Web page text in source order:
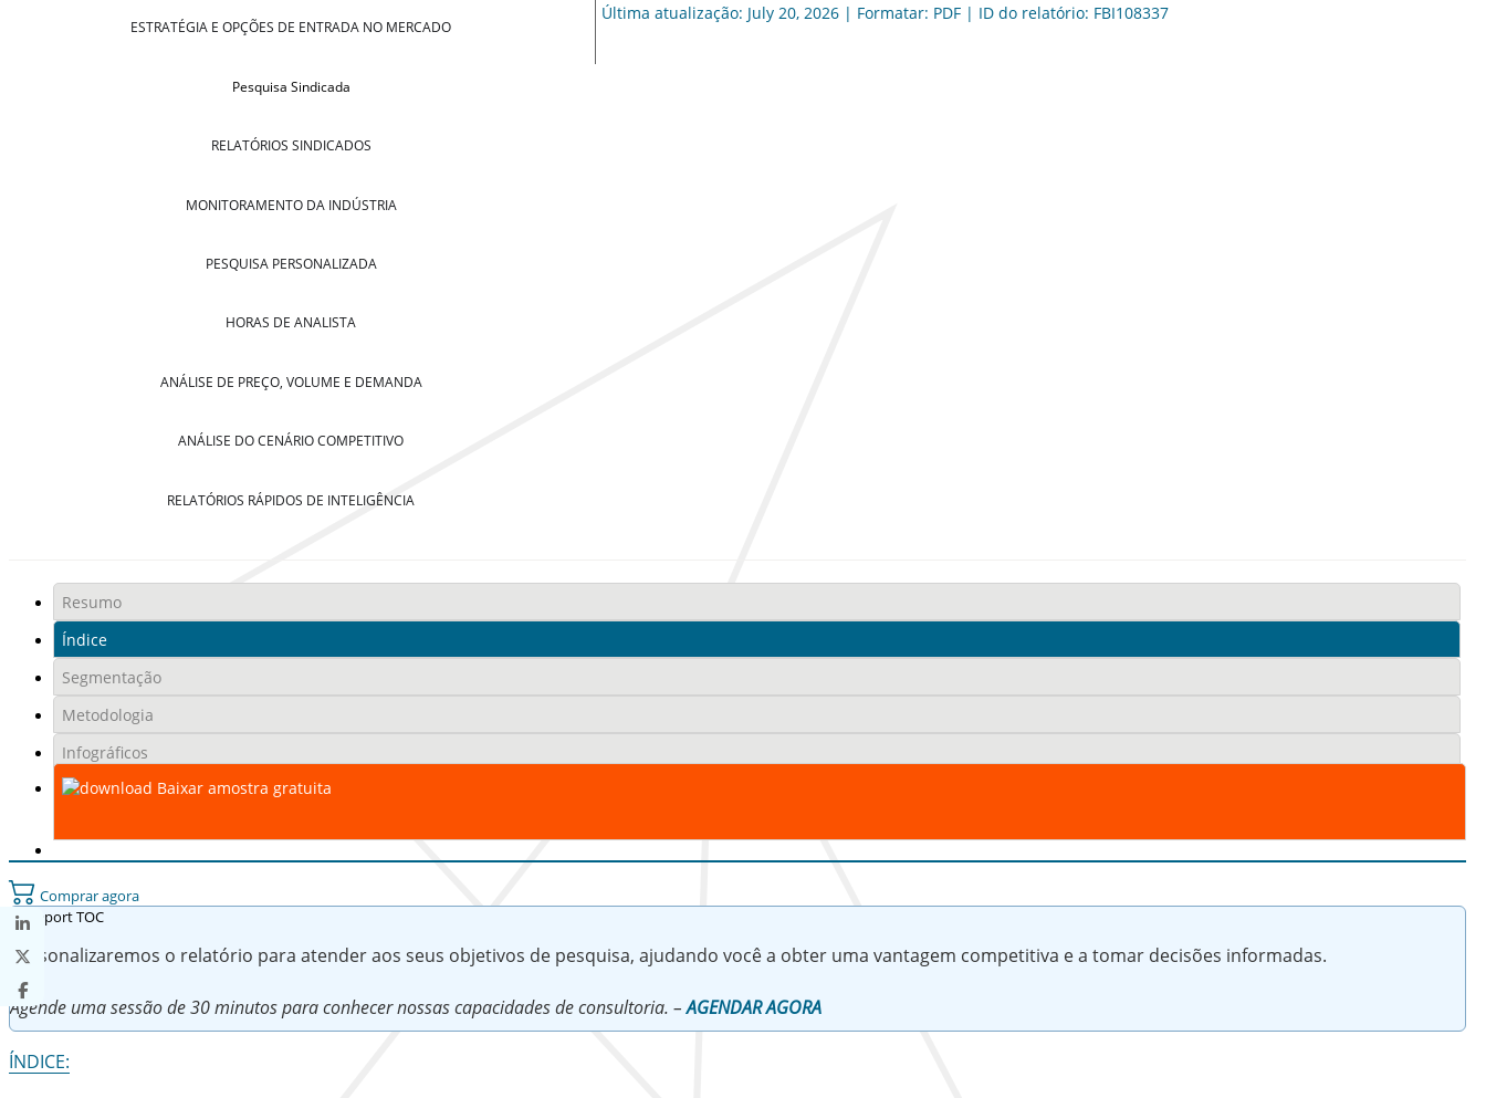
ESTRATÉGIA E OPÇÕES DE ENTRADA NO MERCADO
Pesquisa Sindicada
RELATÓRIOS SINDICADOS
MONITORAMENTO DA INDÚSTRIA
PESQUISA PERSONALIZADA
HORAS DE ANALISTA
ANÁLISE DE PREÇO, VOLUME E DEMANDA
ANÁLISE DO CENÁRIO COMPETITIVO
RELATÓRIOS RÁPIDOS DE INTELIGÊNCIA
Última atualização: July 20, 2026 | Formatar: PDF | ID do relatório: FBI108337
Resumo
Índice
Segmentação
Metodologia
Infográficos
Baixar amostra gratuita
Comprar agora
Personalizaremos o relatório para atender aos seus objetivos de pesquisa, ajudando você a obter uma vantagem competitiva e a tomar decisões informadas.
Agende uma sessão de 30 minutos para conhecer nossas capacidades de consultoria. –AGENDAR AGORA
ÍNDICE: